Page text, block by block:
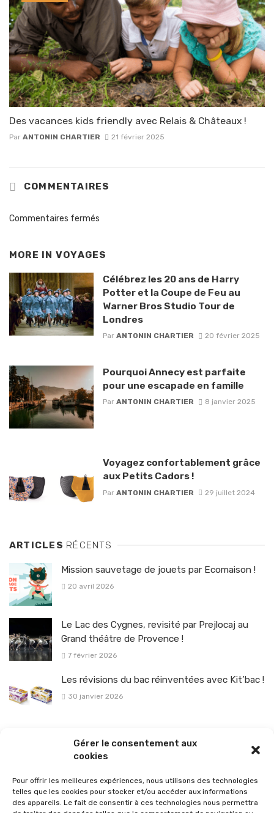
Gérer le consentement aux
cookies
Pour offrir les meilleures expériences, nous utilisons des technologies
telles que les cookies pour stocker et/ou accéder aux informations
des appareils. Le fait de consentir à ces technologies nous permettra
Des vacances kids friendly avec Relais & Châteaux !
Par ANTONIN CHARTIER 21 février 2025
COMMENTAIRES
Commentaires fermés
MORE IN VOYAGES
Célébrez les 20 ans de Harry
Potter et la Coupe de Feu au
Warner Bros Studio Tour de
Londres
Par ANTONIN CHARTIER 20 février 2025
Pourquoi Annecy est parfaite
pour une escapade en famille
Par ANTONIN CHARTIER 8 janvier 2025
Voyagez confortablement grâce
aux Petits Cadors !
Par ANTONIN CHARTIER 29 juillet 2024
ARTICLES RÉCENTS
Mission sauvetage de jouets par Ecomaison !
20 avril 2026
Le Lac des Cygnes, revisité par Prejlocaj au
Grand théâtre de Provence !
7 février 2026
Les révisions du bac réinventées avec Kit’bac !
30 janvier 2026